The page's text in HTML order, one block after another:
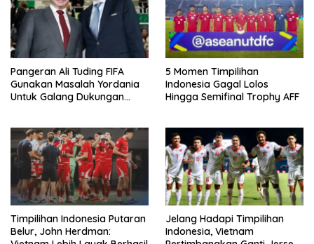
Pangeran Ali Tuding FIFA
Gunakan Masalah Yordania
Untuk Galang Dukungan
5 Momen Timpilihan
Indonesia Gagal Lolos
Hingga Semifinal Trophy AFF
Timpilihan Indonesia Putaran
Belur, John Herdman:
Jelang Hadapi Timpilihan
Indonesia, Vietnam